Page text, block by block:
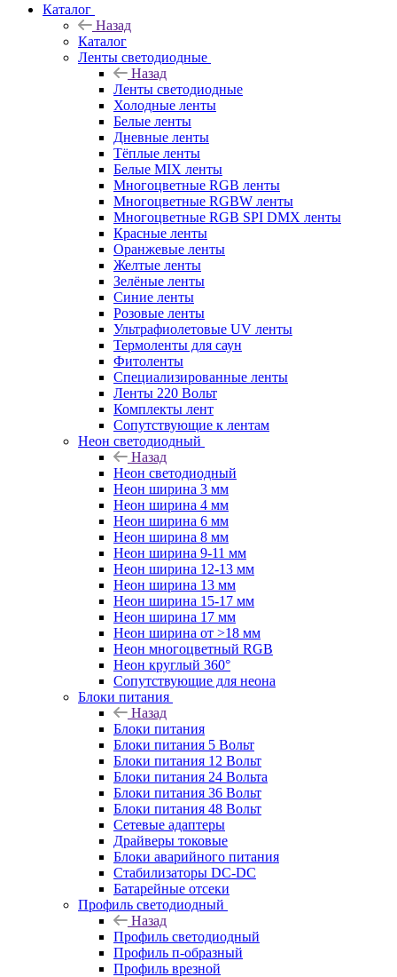
Каталог
Назад
Каталог
Ленты светодиодные
Назад
Ленты светодиодные
Холодные ленты
Белые ленты
Дневные ленты
Тёплые ленты
Белые MIX ленты
Многоцветные RGB ленты
Многоцветные RGBW ленты
Многоцветные RGB SPI DMX ленты
Красные ленты
Оранжевые ленты
Желтые ленты
Зелёные ленты
Синие ленты
Розовые ленты
Ультрафиолетовые UV ленты
Термоленты для саун
Фитоленты
Специализированные ленты
Ленты 220 Вольт
Комплекты лент
Сопутствующие к лентам
Неон светодиодный
Назад
Неон светодиодный
Неон ширина 3 мм
Неон ширина 4 мм
Неон ширина 6 мм
Неон ширина 8 мм
Неон ширина 9-11 мм
Неон ширина 12-13 мм
Неон ширина 13 мм
Неон ширина 15-17 мм
Неон ширина 17 мм
Неон ширина от >18 мм
Неон многоцветный RGB
Неон круглый 360°
Сопутствующие для неона
Блоки питания
Назад
Блоки питания
Блоки питания 5 Вольт
Блоки питания 12 Вольт
Блоки питания 24 Вольта
Блоки питания 36 Вольт
Блоки питания 48 Вольт
Сетевые адаптеры
Драйверы токовые
Блоки аварийного питания
Стабилизаторы DC-DC
Батарейные отсеки
Профиль светодиодный
Назад
Профиль светодиодный
Профиль п-образный
Профиль врезной